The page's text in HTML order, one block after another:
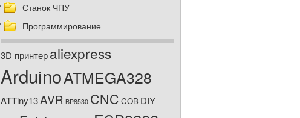
Станок ЧПУ
Программирование
3D принтерaliexpress
ArduinoATMEGA328
ATTiny13AVR BP8530 CNC COB DIY